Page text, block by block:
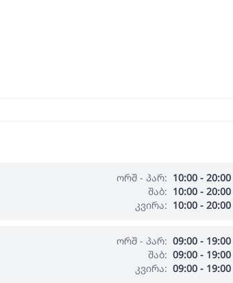
ორშ - პარ: 10:00 - 20:00
შაბ: 10:00 - 20:00
კვირა: 10:00 - 20:00
ორშ - პარ: 09:00 - 19:00
შაბ: 09:00 - 19:00
კვირა: 09:00 - 19:00